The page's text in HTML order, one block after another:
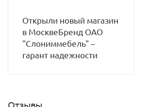
Открыли новый магазин
в МосквеБренд ОАО
"Слониммебель" –
гарант надежности
Отзывы